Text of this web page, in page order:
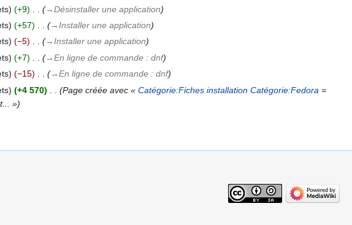
+9
→‎Désinstaller une application
+57
→‎Installer une application
−5
→‎Installer une application
+7
→‎En ligne de commande : dnf
−15
→‎En ligne de commande : dnf
+4 570 Page créée avec « Catégorie:Fiches installation Catégorie:Fedora =
»